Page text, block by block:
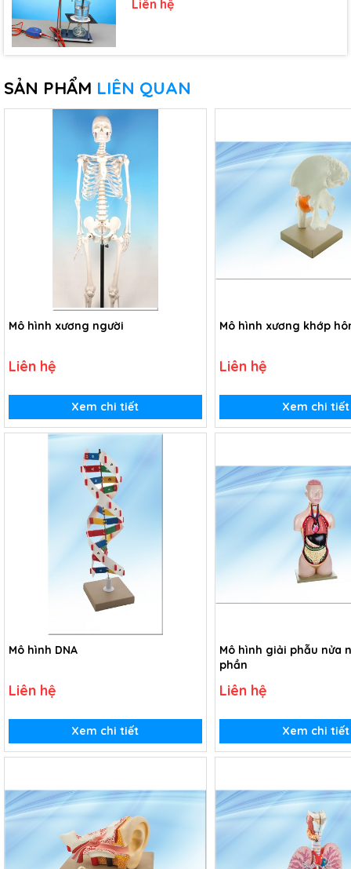
Liên hệ
SẢN PHẨM LIÊN QUAN
Mô hình xương người
Liên hệ
Xem chi tiết
Mô hình xương khớp
Liên hệ
Xem chi tiết
Mô hình DNA
Liên hệ
Xem chi tiết
Mô hình giải phẫu nửa
phần
Liên hệ
Xem chi tiết